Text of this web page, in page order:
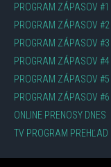
PROGRAM ZÁPASOV #1
PROGRAM ZÁPASOV #2
PROGRAM ZÁPASOV #3
PROGRAM ZÁPASOV #4
PROGRAM ZÁPASOV #5
PROGRAM ZÁPASOV #6
ONLINE PRENOSY DNES
TV PROGRAM PREHĽAD